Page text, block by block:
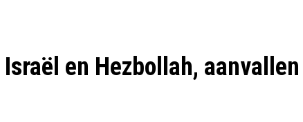
en Hezbollah, aanvallen